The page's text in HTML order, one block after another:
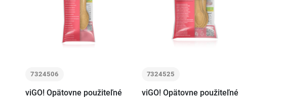
7324506
viGO! Opätovne použiteľné
7324525
viGO! Opätovne použiteľné